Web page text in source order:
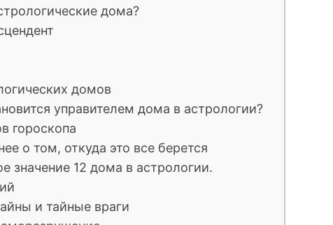
дома?
домов
управителем дома в астрологии?
гороскопа
о том, откуда это все берется
значение 12 дома в астрологии.
и тайные враги